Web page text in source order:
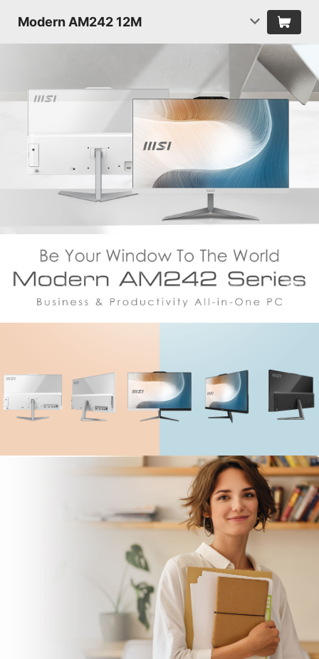
Modern AM242 12M